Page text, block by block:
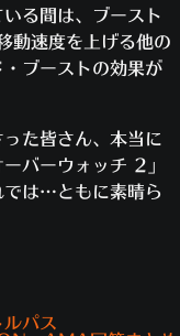
る間は、ブースト
動速度を上げる他の
ブーストの効果が
た皆さん、本当に
バーウォッチ 2」
では…ともに素晴ら
パス